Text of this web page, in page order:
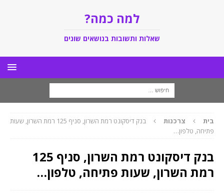
למה כמה?
שאלות ותשובות בנושאים שונים
בית צרכנות
בנק דיסקונט רמת השרון, סניף 125 רמת השרון, שעות
פתיחה, טלפון…
בנק דיסקונט רמת השרון, סניף 125
רמת השרון, שעות פתיחה, טלפון…